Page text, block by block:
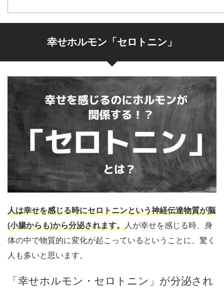
幸せホルモン「セロトニン」
人は幸せを感じる時にセロトニンという神経伝達物質が脳
(小腸からも)から分泌されます。人が幸せを感じる時、身
体の中で物質的に変化が起こっているということに、驚く
人も多いと思います。
「幸せホルモン・セロトニン」が分泌され